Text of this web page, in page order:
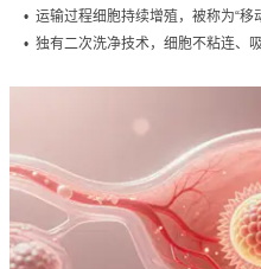
• 运输过程细胞持续增殖，被称为“移
• 独有二次洗净技术，细胞不粘连、